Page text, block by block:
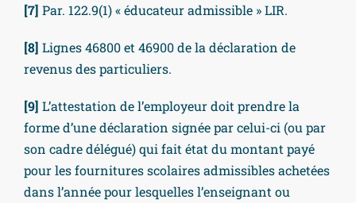
[7] Par. 122.9(1) « éducateur admissible » LIR.
[8] Lignes 46800 et 46900 de la déclaration de
revenus des particuliers.
[9] L’attestation de l’employeur doit prendre la
forme d’une déclaration signée par celui-ci (ou par
son cadre délégué) qui fait état du montant payé
pour les fournitures scolaires admissibles achetées
dans l’année pour lesquelles l’enseignant ou